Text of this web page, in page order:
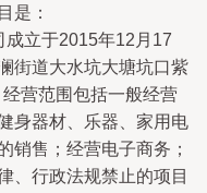
是：
立于2015年12月17
街道大水坑大塘坑口紫
营范围包括一般经营
身器材、乐器、家用电
销售；经营电子商务；
、行政法规禁止的项目